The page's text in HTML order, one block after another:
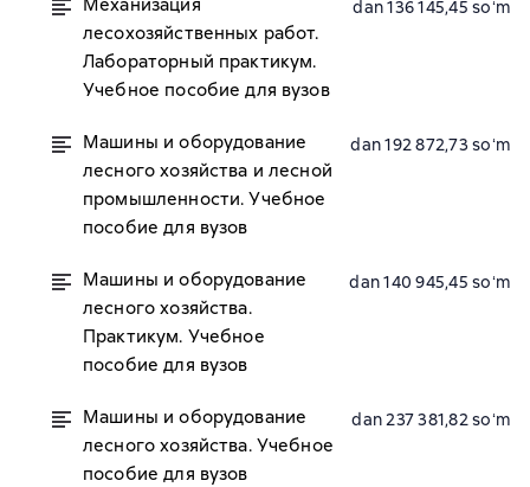
Механизация
лесохозяйственных работ.
Лабораторный практикум.
Учебное пособие для вузов
dan 136 145,45 soʻm
Машины и оборудование
лесного хозяйства и лесной
промышленности. Учебное
пособие для вузов
dan 192 872,73 soʻm
Машины и оборудование
лесного хозяйства.
Практикум. Учебное
пособие для вузов
dan 140 945,45 soʻm
Машины и оборудование
лесного хозяйства. Учебное
пособие для вузов
dan 237 381,82 soʻm